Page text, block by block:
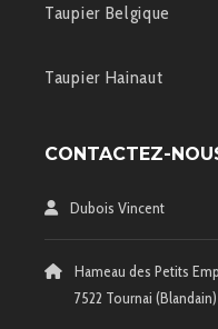
Taupier Belgique
Taupier Hainaut
CONTACTEZ-
Dubois Vincent
Hameau des Petits
7522 Tournai (Blandain)